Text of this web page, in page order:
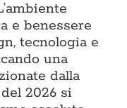
e benessere
tecnologia e
una
dalla
2026 si